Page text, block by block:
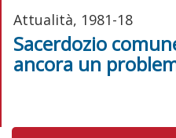
Attualità, 1981-18
Sacerdozio
ancora un